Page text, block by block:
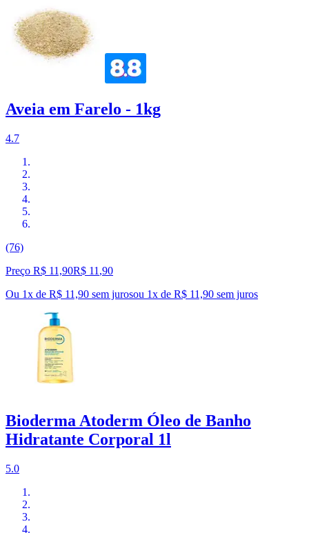
Aveia em Farelo - 1kg
4.7
(76)
Preço R$ 11,90R$ 11 ,90
Ou 1x de R$ 11,90 sem jurosou 1x de R$ 11,90 sem juros
Bioderma Atoderm Óleo de Banho
Hidratante Corporal 1l
5.0